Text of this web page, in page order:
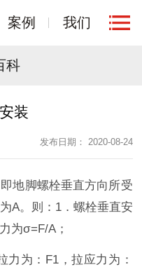
案例 我们
科
装
发布日期： 2020-08-24
地脚螺栓垂直方向所受
A。则：1．螺栓垂直安
为σ=F/A；
力为：F1，拉应力为：